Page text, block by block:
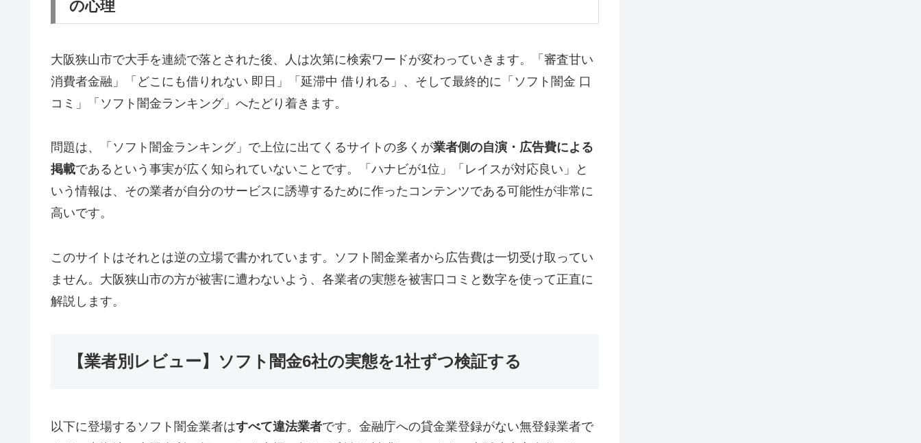
の心理
大阪狭山市で大手を連続で落とされた後、人は次第に検索ワードが変わっていきます。「審査甘い
消費者金融」「どこにも借りれない 即日」「延滞中 借りれる」、そして最終的に「ソフト闇金 口
コミ」「ソフト闇金ランキング」へたどり着きます。
問題は、「ソフト闇金ランキング」で上位に出てくるサイトの多くが業者側の自演・広告費による
掲載であるという事実が広く知られていないことです。「ハナビが1位」「レイスが対応良い」と
いう情報は、その業者が自分のサービスに誘導するために作ったコンテンツである可能性が非常に
高いです。
このサイトはそれとは逆の立場で書かれています。ソフト闇金業者から広告費は一切受け取ってい
ません。大阪狭山市の方が被害に遭わないよう、各業者の実態を被害口コミと数字を使って正直に
解説します。
【業者別レビュー】ソフト闇金6社の実態を1社ずつ検証する
以下に登場するソフト闇金業者はすべて違法業者です。金融庁への貸金業登録がない無登録業者で